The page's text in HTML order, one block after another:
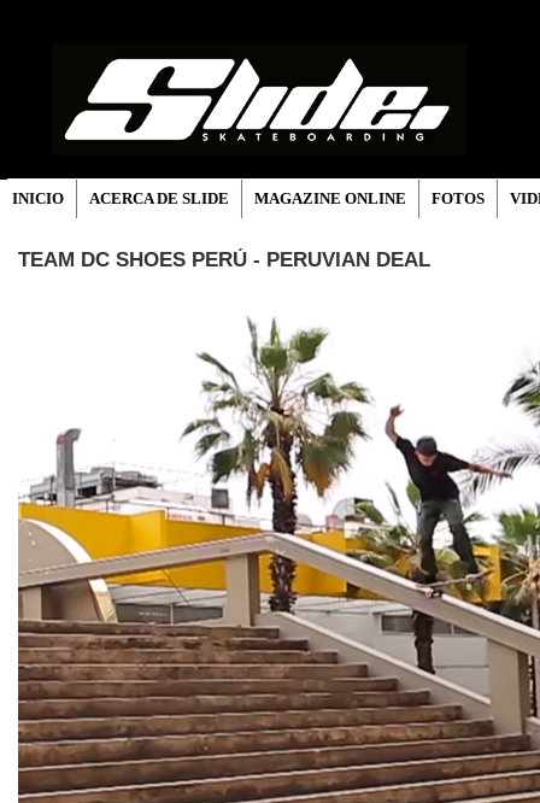
INICIO ACERCA DE SLIDE MAGAZINE ONLINE FOTOS
TEAM DC SHOES PERÚ - PERUVIAN DEAL